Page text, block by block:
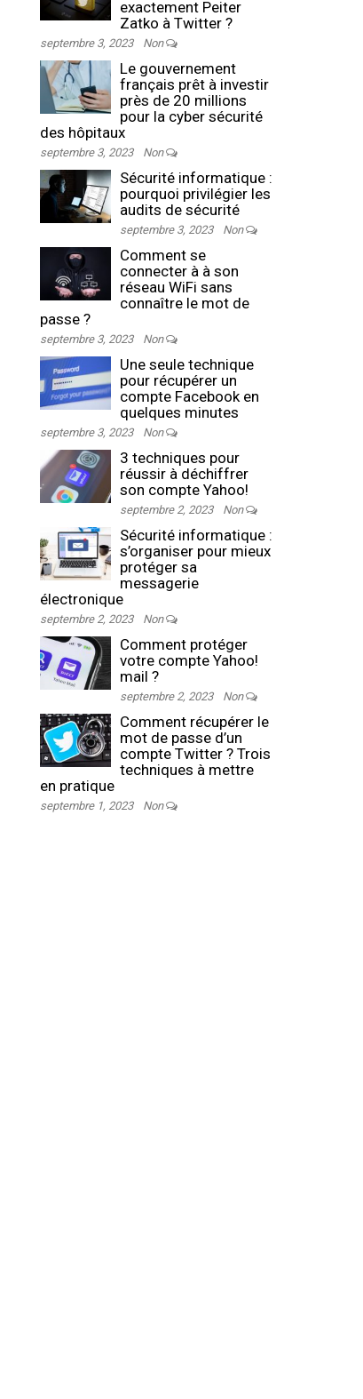
exactement Peiter
Zatko à Twitter ?
septembre 3, 2023 Non
Le gouvernement
français prêt à investir
près de 20 millions
pour la cyber sécurité
des hôpitaux
septembre 3, 2023 Non
Sécurité informatique :
pourquoi privilégier les
audits de sécurité
septembre 3, 2023 Non
Comment se
connecter à à son
réseau WiFi sans
connaître le mot de
passe ?
septembre 3, 2023 Non
Une seule technique
pour récupérer un
compte Facebook en
quelques minutes
septembre 3, 2023 Non
3 techniques pour
réussir à déchiffrer
son compte Yahoo!
septembre 2, 2023 Non
Sécurité informatique :
s’organiser pour mieux
protéger sa
messagerie
électronique
septembre 2, 2023 Non
Comment protéger
votre compte Yahoo!
mail ?
septembre 2, 2023 Non
Comment récupérer le
mot de passe d’un
compte Twitter ? Trois
techniques à mettre
en pratique
septembre 1, 2023 Non